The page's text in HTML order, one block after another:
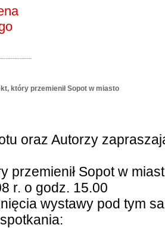
który przemienił Sopot w miasto
oraz Autorzy
przemienił Sopot w
r. o godz. 15.00
wystawy pod tym